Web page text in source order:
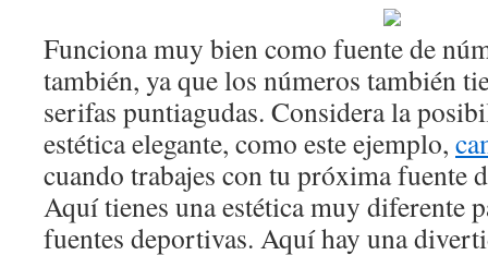
Funciona muy bien como fuente de
también, ya que los números también
serifas puntiagudas. Considera la
estética elegante, como este ejemplo,
cuando trabajes con tu próxima fuente
Aquí tienes una estética muy diferente
fuentes deportivas. Aquí hay una